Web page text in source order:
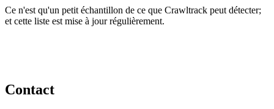
Ce n'est qu'un petit échantillon de ce que Crawltrack peut détecter;
et cette liste est mise à jour régulièrement.
Contact